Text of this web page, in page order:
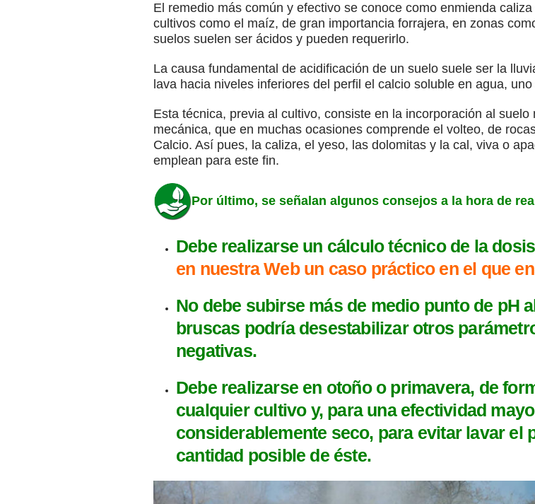
El remedio más común y efectivo se conoce como enmienda
cultivos como el maíz, de gran importancia forrajera, en zonas
suelos suelen ser ácidos y pueden requerirlo.
La causa fundamental de acidificación de un suelo suele ser la
lava hacia niveles inferiores del perfil el calcio soluble en agua,
Esta técnica, previa al cultivo, consiste en la incorporación al
mecánica, que en muchas ocasiones comprende el volteo, de
Calcio. Así pues, la caliza, el yeso, las dolomitas y la cal, viva o
emplean para este fin.
Por último, se señalan algunos consejos a la hora de
Debe realizarse un cálculo técnico de la
en nuestra Web un caso práctico en el que
No debe subirse más de medio punto de pH
bruscas podría desestabilizar otros
negativas.
Debe realizarse en otoño o primavera, de
cualquier cultivo y, para una efectividad
considerablemente seco, para evitar lavar el
cantidad posible de éste.